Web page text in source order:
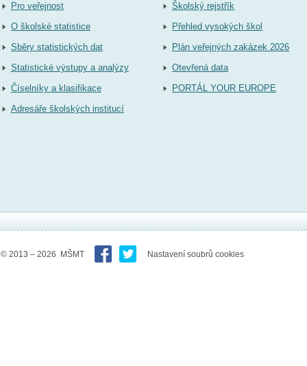
Pro veřejnost
O školské statistice
Sběry statistických dat
Statistické výstupy a analýzy
Číselníky a klasifikace
Adresáře školských institucí
Školský rejstřík
Přehled vysokých škol
Plán veřejných zakázek 2026
Otevřená data
PORTÁL YOUR EUROPE
© 2013 – 2026 MŠMT Nastavení soubrů cookies